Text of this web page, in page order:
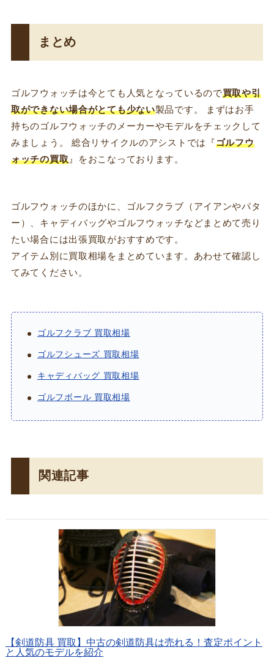
まとめ
ゴルフウォッチは今とても人気となっているので買取や引
取ができない場合がとても少ない製品です。 まずはお手
持ちのゴルフウォッチのメーカーやモデルをチェックして
みましょう。 総合リサイクルのアシストでは『 ゴルフウ
ォッチの買取 』をおこなっております。
ゴルフウォッチのほかに、ゴルフクラブ（アイアンやパタ
ー）、キャディバッグやゴルフウォッチなどまとめて売り
たい場合には出張買取がおすすめです。
アイテム別に買取相場をまとめています。あわせて確認し
てみてください。
ゴルフクラブ 買取相場
ゴルフシューズ 買取相場
キャディバッグ 買取相場
ゴルフボール 買取相場
関連記事
【剣道防具 買取】中古の剣道防具は売れる！査定ポイント
と人気のモデルを紹介